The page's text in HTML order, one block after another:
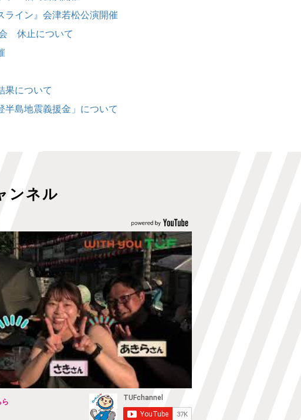
士はゲーム知識で無
を誓いました。 第
01:28 テレショップ
01:58 テレショップ
02:28 テレショップ
02:58 クロージング🅍
ライン』会津若松公演開催
会 休止について
果について
半島地震義援金」について
ンネル